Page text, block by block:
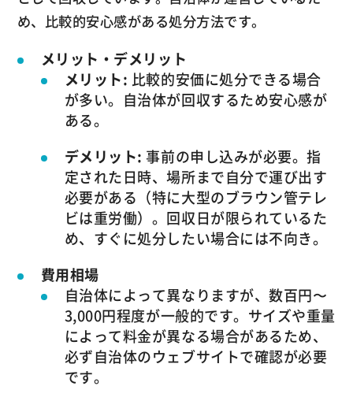
め、比較的安心感がある処分方法です。
メリット・デメリット
メリット: 比較的安価に処分できる場合
が多い。自治体が回収するため安心感が
ある。
デメリット: 事前の申し込みが必要。指
定された日時、場所まで自分で運び出す
必要がある（特に大型のブラウン管テレ
ビは重労働）。回収日が限られているた
め、すぐに処分したい場合には不向き。
費用相場
自治体によって異なりますが、数百円〜
3,000円程度が一般的です。サイズや重量
によって料金が異なる場合があるため、
必ず自治体のウェブサイトで確認が必要
です。